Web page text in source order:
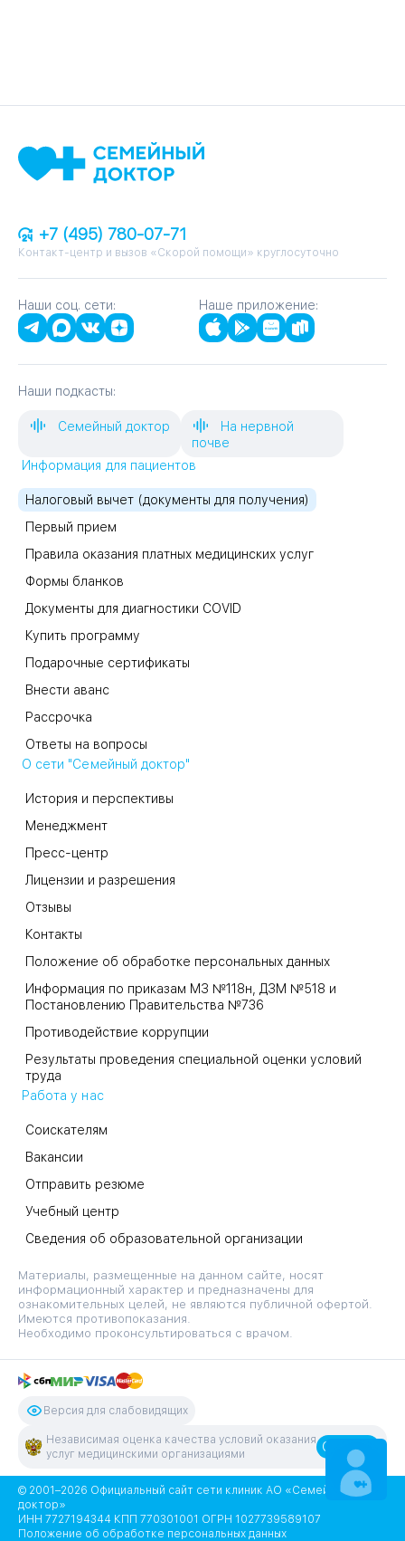
+7 (495) 780-07-71
Контакт-центр и вызов «Скорой помощи» круглосуточно
Наши соц. сети: Наше приложение:
Наши подкасты:
Семейный доктор
На нервной
почве
Информация для пациентов
Налоговый вычет (документы для получения)
Первый прием
Правила оказания платных медицинских услуг
Формы бланков
Документы для диагностики COVID
Купить программу
Подарочные сертификаты
Внести аванс
Рассрочка
Ответы на вопросы
О сети "Семейный доктор"
История и перспективы
Менеджмент
Пресс-центр
Лицензии и разрешения
Отзывы
Контакты
Положение об обработке персональных данных
Информация по приказам МЗ №118н, ДЗМ №518 и
Постановлению Правительства №736
Противодействие коррупции
Результаты проведения специальной оценки условий
труда
Работа у нас
Соискателям
Вакансии
Отправить резюме
Учебный центр
Сведения об образовательной организации
Материалы, размещенные на данном сайте, носят
информационный характер и предназначены для
ознакомительных целей, не являются публичной офертой.
Имеются противопоказания.
Необходимо проконсультироваться с врачом.
Версия для слабовидящих
Независимая оценка качества условий оказания
услуг медицинскими организациями
Оценить
© 2001–2026 Официальный сайт сети клиник АО «Семейный
доктор»
ИНН 7727194344 КПП 770301001 ОГРН 1027739589107
Положение об обработке персональных данных
ЗАПИСАТЬСЯ
НА ПРИЕМ